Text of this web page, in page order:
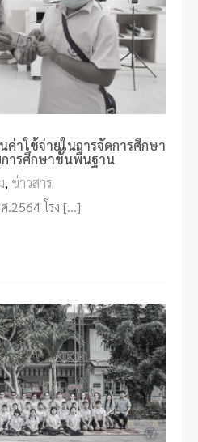
าใช้จ่ายในการจัดการศึกษา
ารศึกษาขั้นพื้นฐาน
, ข่าวสาร
.2564 โรง […]